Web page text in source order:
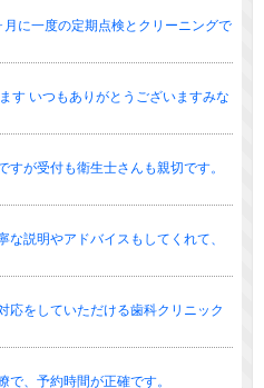
に一度の定期点検とクリーニングで
す いつもありがとうございますみな
が受付も衛生士さんも親切です。
説明やアドバイスもしてくれて、
応をしていただける歯科クリニック
、予約時間が正確です。